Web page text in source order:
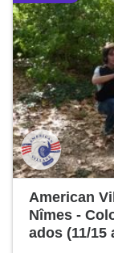
American
Nîmes -
ados (11/15